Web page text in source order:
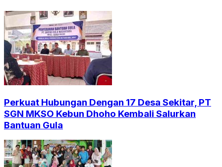
Perkuat Hubungan Dengan 17 Desa Sekitar, PT
SGN MKSO Kebun Dhoho Kembali Salurkan
Bantuan Gula